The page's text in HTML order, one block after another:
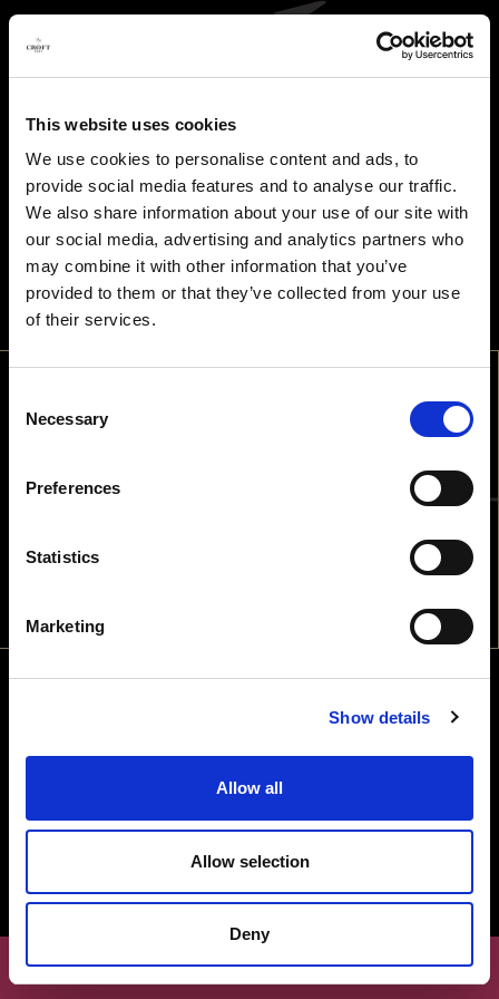
This website uses cookies
We use cookies to personalise content and ads, to
provide social media features and to analyse our traffic.
We also share information about your use of our site with
our social media, advertising and analytics partners who
may combine it with other information that you’ve
provided to them or that they’ve collected from your use
of their services.
Selection
Necessary
Preferences
Statistics
Marketing
Show details
Allow all
Allow selection
Deny
BEBIDAS ALCOÓLICAS NO PAÍS
SEJA RESPONSÁVEL. BEBA COM MODERAÇÃO.
MENU
PT
CROFT HOJE
HISTÓRIA
EQUIPA
NOTÍCIAS
SUSTENTABILIDADE
COCKTAILS
RECEITAS
VOLTAR À QUINTA
OBRIGADO PELA SUA RESERVA
SUBSCREVER NEWSLETTER
exclusivas.
SEGUE-NOS